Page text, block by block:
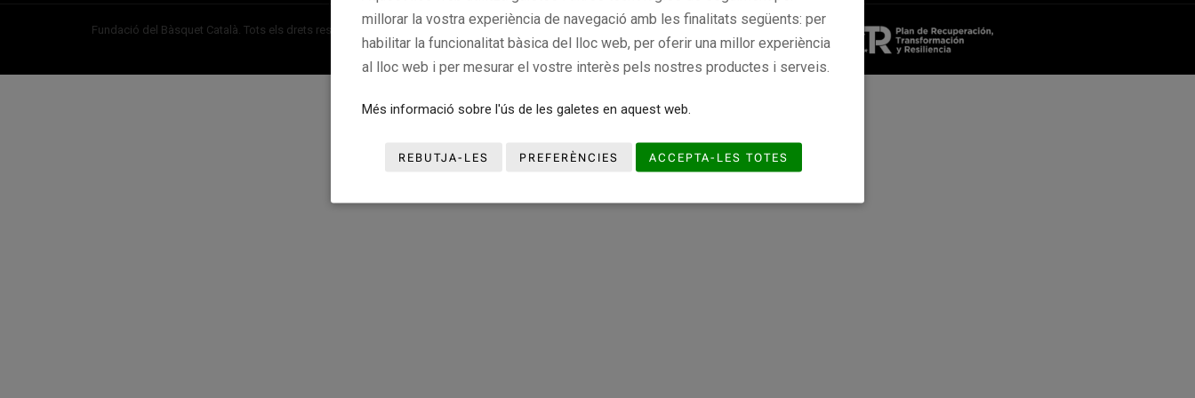
Fundació del Bàsquet Català. Tots els drets reservats ©
millorar la vostra experiència de navegació amb les finalitats següents: per
habilitar la funcionalitat bàsica del lloc web, per oferir una millor experiència
al lloc web i per mesurar el vostre interès pels nostres productes i serveis.
Més informació sobre l'ús de les galetes en aquest web.
REBUTJA-LES PREFERÈNCIES ACCEPTA-LES TOTES